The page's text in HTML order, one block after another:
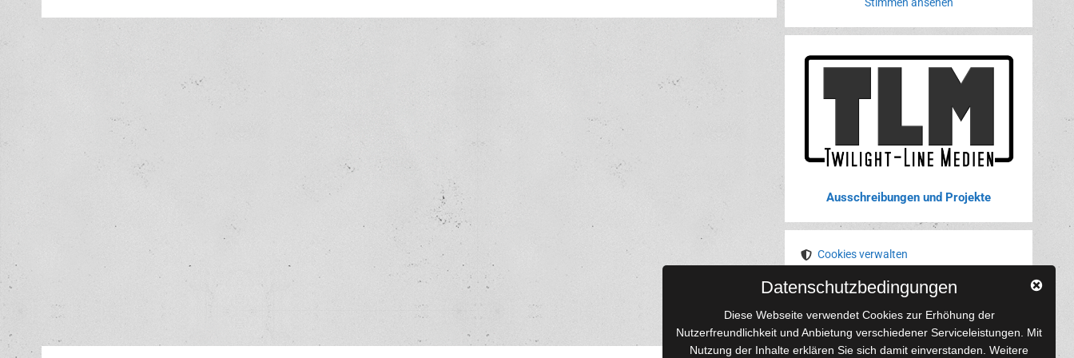
Ausschreibungen und Projekte
Cookies verwalten
YouTube
Tumblr
Pinterest
Instagram
X RSS-Feed
Datenschutzbedingungen
Diese Webseite verwendet Cookies zur Erhöhung der
Nutzerfreundlichkeit und Anbietung verschiedener Serviceleistungen. Mit
Nutzung der Inhalte erklären Sie sich damit einverstanden. Weitere